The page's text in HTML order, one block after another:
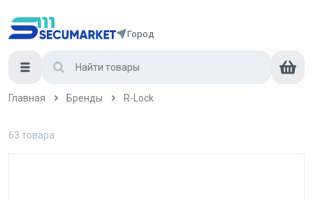
Город
Главная Бренды R-Lock
63 товара